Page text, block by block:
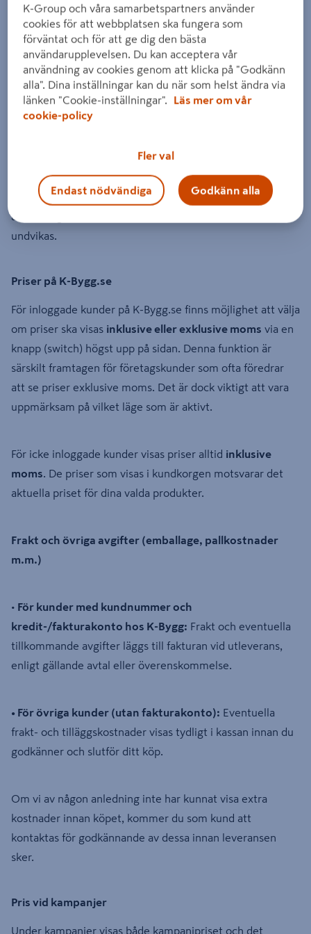
eventuella tillfälliga eller uppenbara fel på webbplatsen
avseende pris, lagersaldo eller leveransinformation
*och förbehåller sig därför rätten att utan rätt till
ersättning helt eller delvis makulera din order. Vid sådan
makulering kommer du som kund att informeras.
Eventuella ändringar i en beställning måste godkännas av
K-Bygg. Vid en sådan ändring har K-Bygg rätt att ta ut
ersättning för eventuella kostnader som uppstår till följd
av ändringen, förutsatt att dessa kostnader inte kan
undvikas.
Priser på K-Bygg.se
För inloggade kunder på K-Bygg.se finns möjlighet att välja
om priser ska visas inklusive eller exklusive moms via en
knapp (switch) högst upp på sidan. Denna funktion är
särskilt framtagen för företagskunder som ofta föredrar
att se priser exklusive moms. Det är dock viktigt att vara
uppmärksam på vilket läge som är aktivt.
För icke inloggade kunder visas priser alltid inklusive
moms . De priser som visas i kundkorgen motsvarar det
aktuella priset för dina valda produkter.
Frakt och övriga avgifter (emballage, pallkostnader
m.m.)
• För kunder med kundnummer och
kredit-/fakturakonto hos K-Bygg: Frakt och eventuella
tillkommande avgifter läggs till fakturan vid utleverans,
enligt gällande avtal eller överenskommelse.
• För övriga kunder (utan fakturakonto): Eventuella
frakt- och tilläggskostnader visas tydligt i kassan innan du
godkänner och slutför ditt köp.
Om vi av någon anledning inte har kunnat visa extra
kostnader innan köpet, kommer du som kund att
kontaktas för godkännande av dessa innan leveransen
sker.
Pris vid kampanjer
Under kampanjer visas både kampanjpriset och det
K-Group och våra samarbetspartners använder
cookies för att webbplatsen ska fungera som
förväntat och för att ge dig den bästa
användarupplevelsen. Du kan acceptera vår
användning av cookies genom att klicka på "Godkänn
alla". Dina inställningar kan du när som helst ändra via
länken "Cookie-inställningar".
Läs mer om vår
cookie-policy
Fler val
Endast nödvändiga Godkänn alla